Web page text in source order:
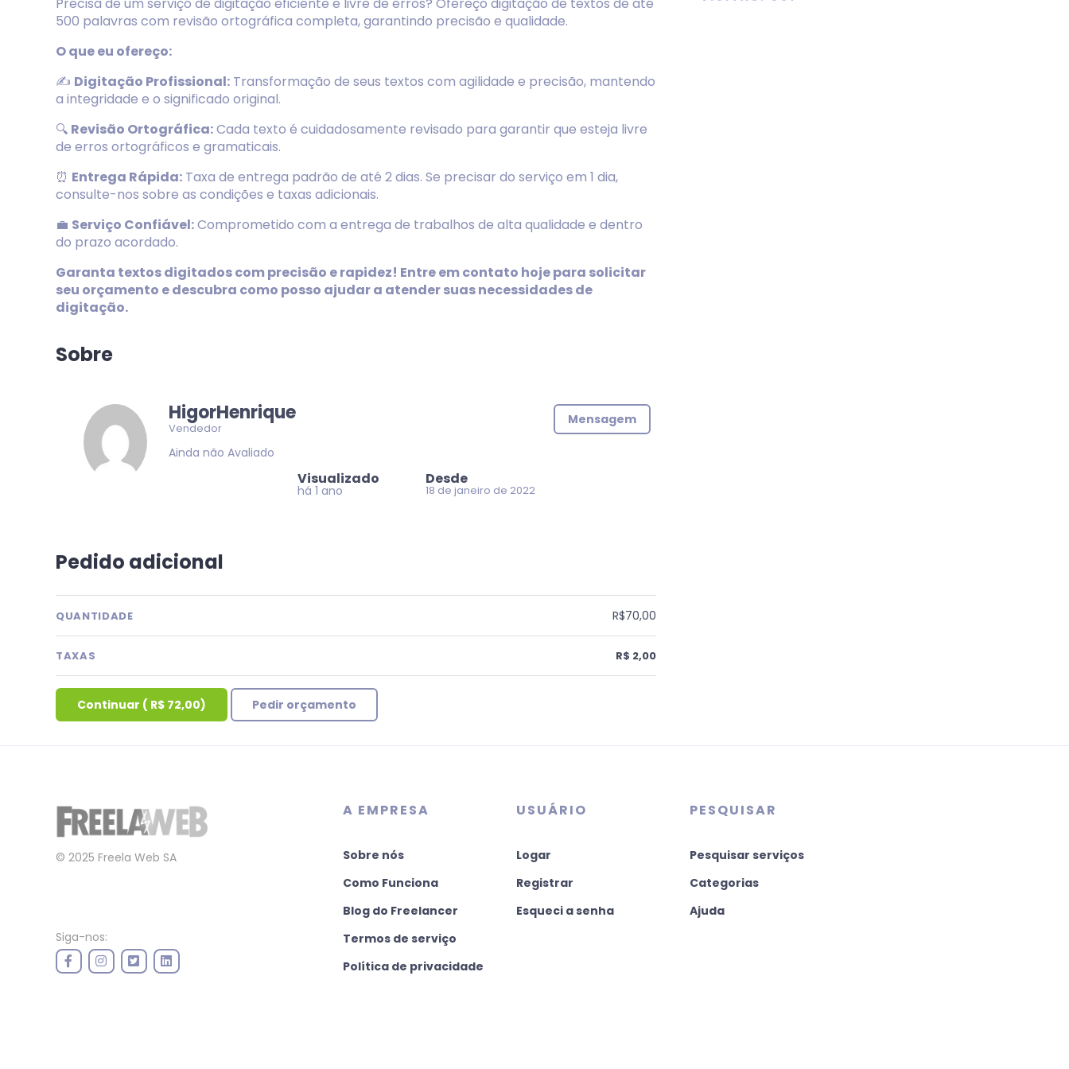
500 palavras com revisão ortográfica completa, garantindo precisão e qualidade.
O que eu ofereço:
✍️ Digitação Profissional: Transformação de seus textos com agilidade e precisão, mantendo
a integridade e o significado original.
🔍 Revisão Ortográfica:Cada texto é cuidadosamente revisado para garantir que esteja livre
de erros ortográficos e gramaticais.
⏰ Entrega Rápida: Taxa de entrega padrão de até 2 dias. Se precisar do serviço em 1 dia,
consulte-nos sobre as condições e taxas adicionais.
💼 Serviço Confiável:Comprometido com a entrega de trabalhos de alta qualidade e dentro
do prazo acordado.
Garanta textos digitados com precisão e rapidez! Entre em contato hoje para solicitar
seu orçamento e descubra como posso ajudar a atender suas necessidades de
digitação.
Sobre
HigorHenrique
Vendedor
Ainda não Avaliado
Visualizado
há 1 ano
Desde
18 de janeiro de 2022
Mensagem
Pedido adicional
QUANTIDADE R$70,00
TAXAS R$ 2,00
Continuar ( R$ 72,00) Pedir orçamento
© 2025 Freela Web SA
Siga-nos:
A EMPRESA
Sobre nós
Como Funciona
Blog do Freelancer
Termos de serviço
Política de privacidade
USUÁRIO
Logar
Registrar
Esqueci a senha
PESQUISAR
Pesquisar serviços
Categorias
Ajuda